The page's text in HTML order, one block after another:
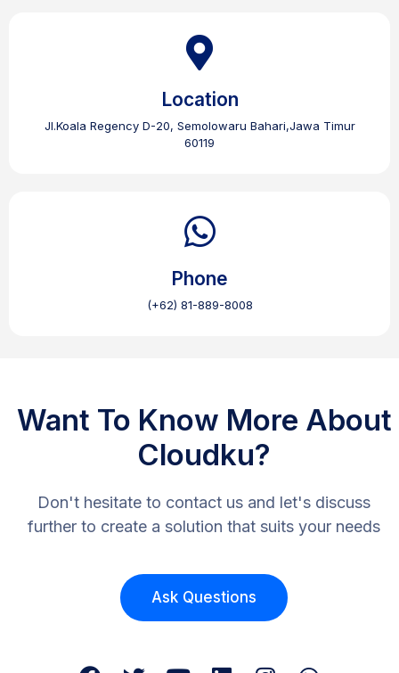
Location
Jl.Koala Regency D-20, Semolowaru Bahari,Jawa Timur
60119
Phone
(+62) 81-889-8008
Want To Know More About
Cloudku?
Don't hesitate to contact us and let's discuss
further to create a solution that suits your needs
Ask Questions